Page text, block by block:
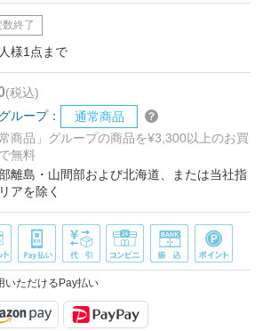
数終了
様1点まで
(税込)
ループ：
通常商品
常商品」グループの商品を¥3,300以上のお買
無料
離島・山間部および北海道、または当社指
アを除く
いただけるPay払い